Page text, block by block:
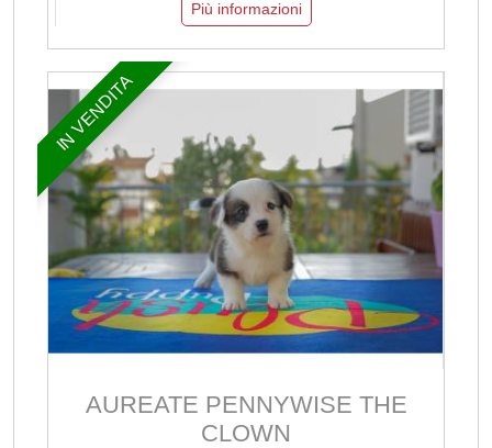
Più informazioni
IN VENDITA
AUREATE PENNYWISE THE
CLOWN